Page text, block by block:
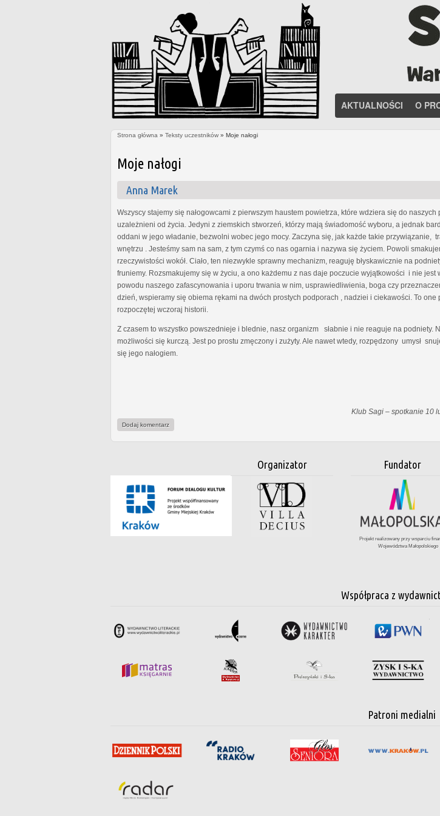
AKTUALNOŚCI O
Strona główna » Teksty uczestników » Moje nałogi
Moje nałogi
Anna Marek
Wszyscy stajemy się nałogowcami z pierwszym haustem powietrza, które wdziera się do
uzależnieni od życia. Jedyni z ziemskich stworzeń, którzy mają świadomość wyboru, a jednak
oddani w jego władanie, bezwolni wobec jego mocy. Zaczyna się, jak każde takie przywiązanie,
wnętrzu . Jesteśmy sam na sam, z tym czymś co nas ogarnia i nazywa się życiem. Powoli
rzeczywistości wokół. Ciało, ten niezwykle sprawny mechanizm, reaguję błyskawicznie na
fruniemy. Rozsmakujemy się w życiu, a ono każdemu z nas daje poczucie wyjątkowości i nie
powodu naszego zafascynowania i uporu trwania w nim, usprawiedliwienia, boga czy
dzień, wspieramy się obiema rękami na dwóch prostych podporach , nadziei i ciekawości. To
rozpoczętej wczoraj historii.
Z czasem to wszystko powszednieje i blednie, nasz organizm słabnie i nie reaguje na
możliwości się kurczą. Jest po prostu zmęczony i zużyty. Ale nawet wtedy, rozpędzony umysł
się jego nałogiem.
Klub Sagi – spotkanie 10
Dodaj komentarz
Organizator Fundator
Projekt realizowany przy wsparciu
Województwa Małopolskiego
Współpraca z
Patroni medialni